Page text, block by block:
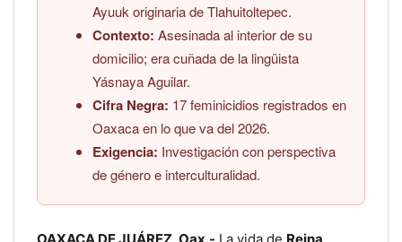
Ayuuk originaria de Tlahuitoltepec.
Contexto: Asesinada al interior de su
domicilio; era cuñada de la lingüista
Yásnaya Aguilar.
Cifra Negra: 17 feminicidios registrados en
Oaxaca en lo que va del 2026.
Exigencia: Investigación con perspectiva
de género e interculturalidad.